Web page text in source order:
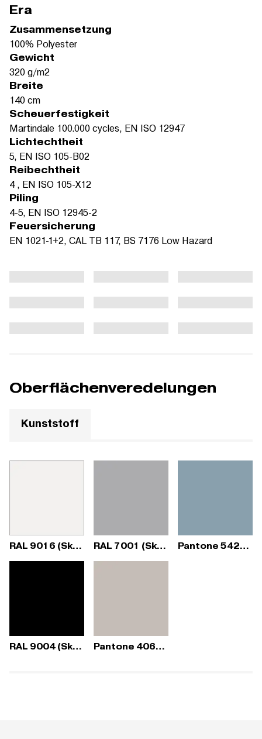
Era
Zusammensetzung
100% Polyester
Gewicht
320 g/m2
Breite
140 cm
Scheuerfestigkeit
Martindale 100.000 cycles, EN ISO 12947
Lichtechtheit
5, EN ISO 105-B02
Reibechtheit
4 , EN ISO 105-X12
Piling
4-5, EN ISO 12945-2
Feuersicherung
EN 1021-1+2, CAL TB 117, BS 7176 Low Hazard
Oberflächenveredelungen
Kunststoff
RAL 9016 (Sky Fresh) RAL 7001 (Sky Fresh) Pantone 5425C (Sky Fresh)
RAL 9004 (Sky Fresh) Pantone 406C (Sky Fresh)